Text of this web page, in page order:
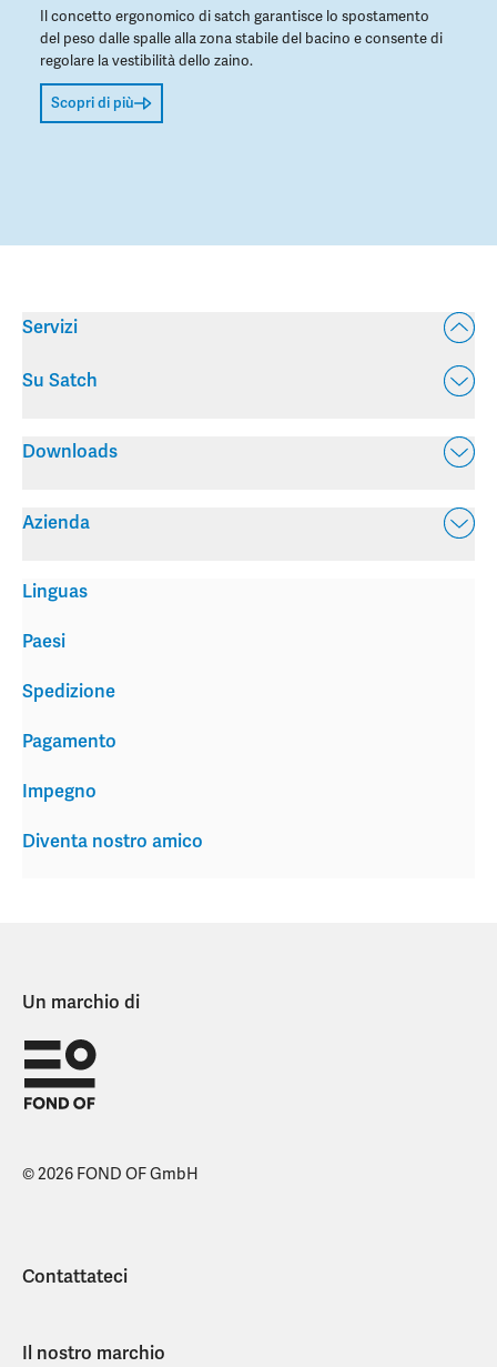
Il concetto ergonomico di satch garantisce lo spostamento
del peso dalle spalle alla zona stabile del bacino e consente di
regolare la vestibilità dello zaino.
Scopri di più
Servizi
Su Satch
Downloads
Azienda
Spedizione
Pagamento
Impegno
Diventa nostro amico
Linguas
Paesi
Un marchio di
© 2026 FOND OF GmbH
Contattateci
Il nostro marchio